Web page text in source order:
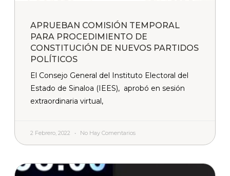
APRUEBAN COMISIÓN TEMPORAL
PARA PROCEDIMIENTO DE
CONSTITUCIÓN DE NUEVOS PARTIDOS
POLÍTICOS
El Consejo General del Instituto Electoral del
Estado de Sinaloa (IEES), aprobó en sesión
extraordinaria virtual,
2 Febrero, 2022 No Hay Comentarios